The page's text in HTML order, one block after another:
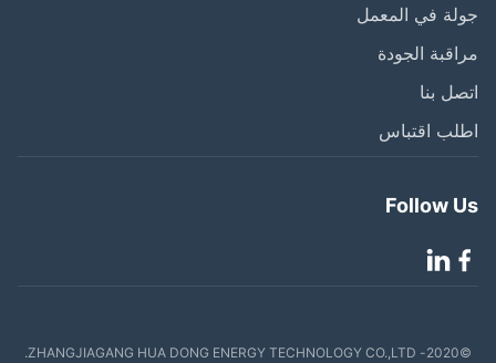
في المعمل
الجودة
بنا
اقتباس
Follow
©2020- ZHANGJIAGANG HUA DONG ENERGY TECHNOLOGY CO.,LTD.